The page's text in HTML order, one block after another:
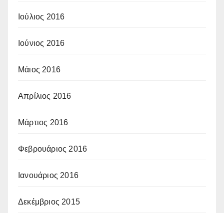
Ιούλιος 2016
Ιούνιος 2016
Μάιος 2016
Απρίλιος 2016
Μάρτιος 2016
Φεβρουάριος 2016
Ιανουάριος 2016
Δεκέμβριος 2015